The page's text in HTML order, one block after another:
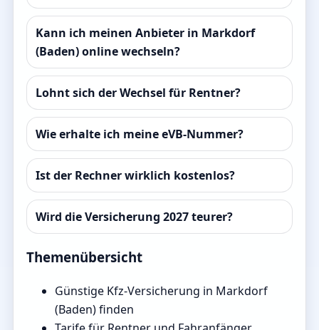
Kann ich meinen Anbieter in Markdorf
(Baden) online wechseln?
Lohnt sich der Wechsel für Rentner?
Wie erhalte ich meine eVB-Nummer?
Ist der Rechner wirklich kostenlos?
Wird die Versicherung 2027 teurer?
Themenübersicht
Günstige Kfz-Versicherung in Markdorf
(Baden) finden